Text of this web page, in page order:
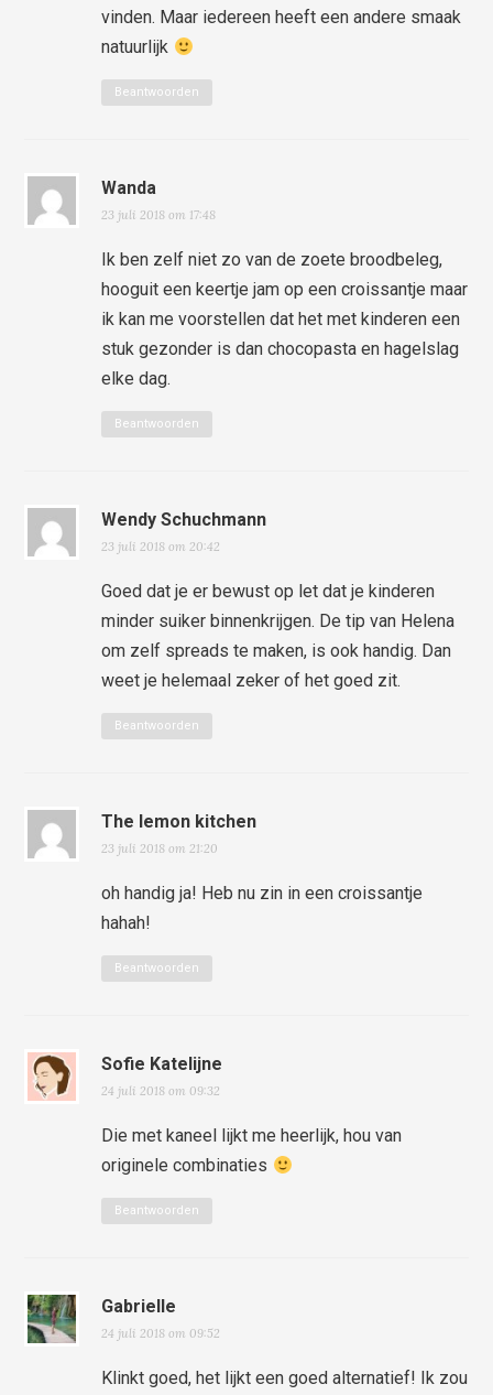
vinden. Maar iedereen heeft een andere smaak
natuurlijk
Beantwoorden
Wanda
23 juli 2018 om 17:48
Ik ben zelf niet zo van de zoete broodbeleg,
hooguit een keertje jam op een croissantje maar
ik kan me voorstellen dat het met kinderen een
stuk gezonder is dan chocopasta en hagelslag
elke dag.
Beantwoorden
Wendy Schuchmann
23 juli 2018 om 20:42
Goed dat je er bewust op let dat je kinderen
minder suiker binnenkrijgen. De tip van Helena
om zelf spreads te maken, is ook handig. Dan
weet je helemaal zeker of het goed zit.
Beantwoorden
The lemon kitchen
23 juli 2018 om 21:20
oh handig ja! Heb nu zin in een croissantje
hahah!
Beantwoorden
Sofie Katelijne
24 juli 2018 om 09:32
Die met kaneel lijkt me heerlijk, hou van
originele combinaties
Beantwoorden
Gabrielle
24 juli 2018 om 09:52
Klinkt goed, het lijkt een goed alternatief! Ik zou